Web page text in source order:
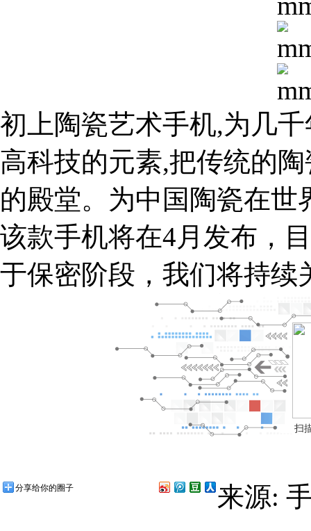
初上陶瓷艺术手机,为几
高科技的元素,把传统的
的殿堂。为中国陶瓷在
该款手机将在4月发布，
于保密阶段，我们将持续
扫
分享给你的圈子 来源: